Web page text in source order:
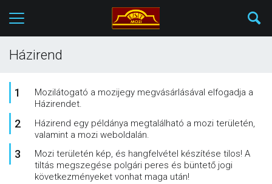
Házirend
Mozilátogató a mozijegy megvásárlásával elfogadja a
Házirendet.
Házirend egy példánya megtalálható a mozi területén,
valamint a mozi weboldalán.
Mozi területén kép, és hangfelvétel készítése tilos! A
tiltás megszegése polgári peres és büntető jogi
következményeket vonhat maga után!